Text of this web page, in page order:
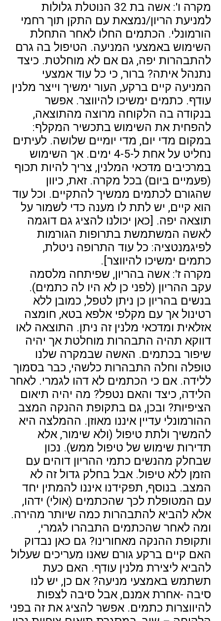
מקרה ו': אשה בת 32 הנוטלת גלולות
למניעת הריון/נמצאת עם התקן תוך רחמי
הורמונלי. הכתמים החלו לאחר התחלת
השימוש באמצעי המניעה. הטיפול בה גרם
להתבהרות יפה, גם אם לא מוחלטת. כיצד
נתנהל איתה? ברור, כי כל עוד אמצעי
המניעה קיים ברקע, העור ימשיך וייצר מלנין
עודף. כתמים ימשיכו להיווצר. אפשר
בנקודה בה הלקוחה מרוצה מהתוצאה,
להפחית את השימוש בתכשיר המקלף:
במקום מדי יום, מדי יומיים שלושה. לעיתים
נחליט על אחת ל-4-5 ימים. אך השימוש
במרכיבים מדכאי המלנין, צריך להיות תכוף
(פעמיים ביום) בכל מקרה. זאת, כיוון
שהגורם לכתמים ממשיך להתקיים. וכל עוד
הוא קיים, יש לתת לו מענה כדי לשמור על
תוצאה יפה. [כאן יכולנו להציג גם דוגמה
לאשה המשתמשת בתרופות הגורמות
לפיגמנטציה: כל עוד התרופה ניטלת,
כתמים ימשיכו להיווצר].
מקרה ז': אשה בהריון, שפיתחה מלסמה
עקב ההריון (לפני כן לא היו לה כתמים).
בנשים בהריון כן ניתן לטפל, כמובן ללא
רטינול אך עם מקלפי אלפא בטא, חומצה
אזלאית ומדכאי מלנין זה ניתן. התוצאה לאו
דווקא תהיה התבהרות מוחלטת אך יהיה
שיפור בכתמים. האשה שבמקרה שלנו
טופלה וחלה התבהרות כלשהי, כבר בסמוך
ללידה. אם כי הכתמים לא דהו לגמרי. לאחר
הלידה, כיצד והאם נטפל? מה יהיה תיאום
הציפיות? ובכן, גם בתקופת ההנקה המצב
ההורמונלי עדיין איננו מאוזן. ההמלצה היא
להמשיך ולתת טיפול (ולא שימור, אלא
תדירות שימוש של טיפול ממש). נכון
שבחלק מהנשים כתמי ההריון דוהים עם
הזמן ללא טיפול. אבל בחלק גדול זה לא
המצב. בנוסף, תפקידנו איננו להמתין יחד
עם המטופלת לכך שהכתמים (אולי) ידהו,
אלא להביא להתבהרות כמה שיותר מהירה.
ומה לאחר שהכתמים התבהרו לגמרי,
ותקופת ההנקה מאחורינו? גם כאן נבדוק
האם קיים ברקע גורם שאנו מעריכים שעלול
להביא ליצירת מלנין עודף. האם כעת
תשתמש באמצעי מניעה? אם כן, יש לנו
סיבה -אחרת אמנם, אבל סיבה לצפות
להיווצרות כתמים. אפשר להציג את זה בפני